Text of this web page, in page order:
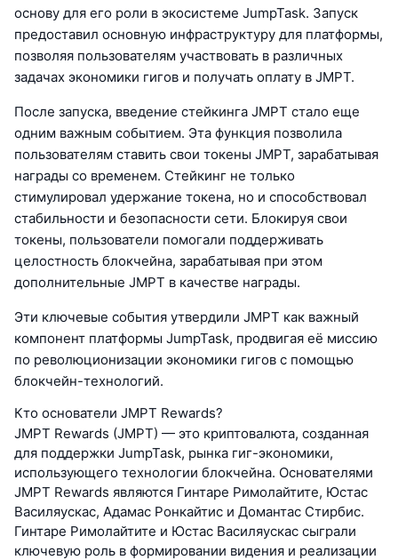
основу для его роли в экосистеме JumpTask. Запуск
предоставил основную инфраструктуру для платформы,
позволяя пользователям участвовать в различных
задачах экономики гигов и получать оплату в JMPT.
После запуска, введение стейкинга JMPT стало еще
одним важным событием. Эта функция позволила
пользователям ставить свои токены JMPT, зарабатывая
награды со временем. Стейкинг не только
стимулировал удержание токена, но и способствовал
стабильности и безопасности сети. Блокируя свои
токены, пользователи помогали поддерживать
целостность блокчейна, зарабатывая при этом
дополнительные JMPT в качестве награды.
Эти ключевые события утвердили JMPT как важный
компонент платформы JumpTask, продвигая её миссию
по революционизации экономики гигов с помощью
блокчейн-технологий.
Кто основатели JMPT Rewards?
JMPT Rewards (JMPT) — это криптовалюта, созданная
для поддержки JumpTask, рынка гиг-экономики,
использующего технологии блокчейна. Основателями
JMPT Rewards являются Гинтаре Римолайтите, Юстас
Василяускас, Адамас Ронкайтис и Домантас Стирбис.
Гинтаре Римолайтите и Юстас Василяускас сыграли
ключевую роль в формировании видения и реализации